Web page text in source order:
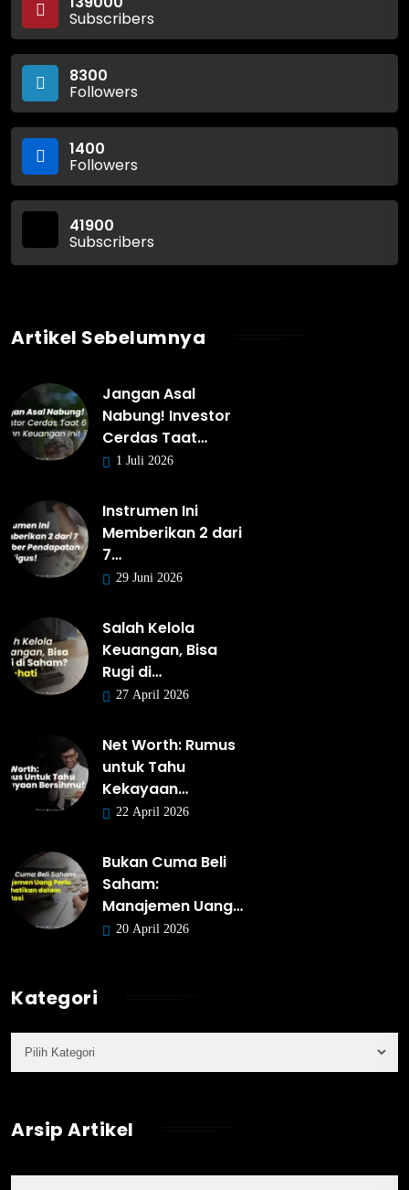
Subscribers
8300
Followers
1400
Followers
41900
Subscribers
Artikel Sebelumnya
Jangan Asal
Nabung! Investor
Cerdas Taat…
1 Juli 2026
Instrumen Ini
Memberikan 2 dari
7…
29 Juni 2026
Salah Kelola
Keuangan, Bisa
Rugi di…
27 April 2026
Net Worth: Rumus
untuk Tahu
Kekayaan…
22 April 2026
Bukan Cuma Beli
Saham:
Manajemen Uang…
20 April 2026
Kategori
Arsip Artikel